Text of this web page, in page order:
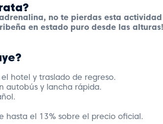
no te pierdas esta
en estado puro desde las alturas!
hotel y traslado de regreso.
autobús y lancha rápida.
hasta el 13% sobre el precio oficial.